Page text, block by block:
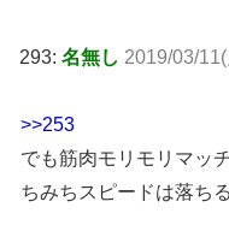
293: 名無し 2019/03/
>>253
でも筋肉モリモリマッ
ちみちスピードは落ち